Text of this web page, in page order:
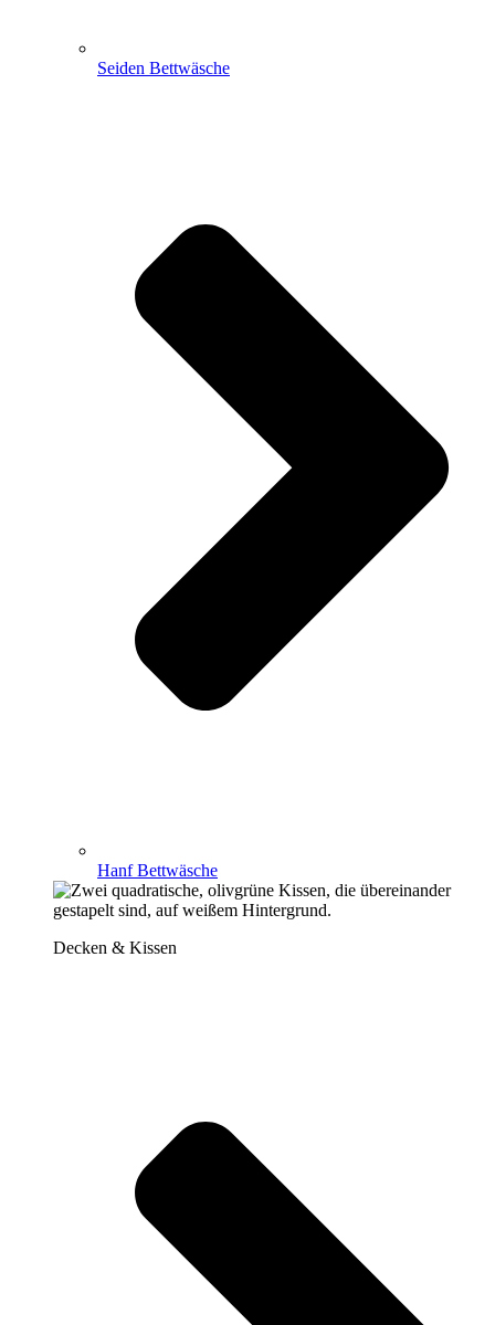
Seiden Bettwäsche
Hanf Bettwäsche
Decken & Kissen